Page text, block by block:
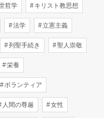
哲学 キリスト教思想
法学 立憲主義
列聖手続き 聖人崇敬
栄養
ボランティア
人間の尊厳 女性